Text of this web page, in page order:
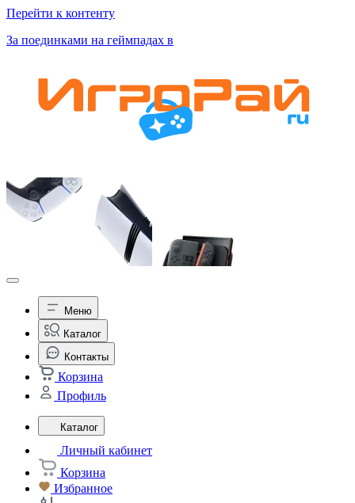
Перейти к контенту
За поединками на геймпадах в
Меню
Каталог
Контакты
Корзина
Профиль
Каталог
Личный кабинет
Корзина
Избранное